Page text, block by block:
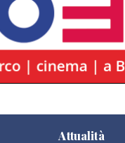
Attualità